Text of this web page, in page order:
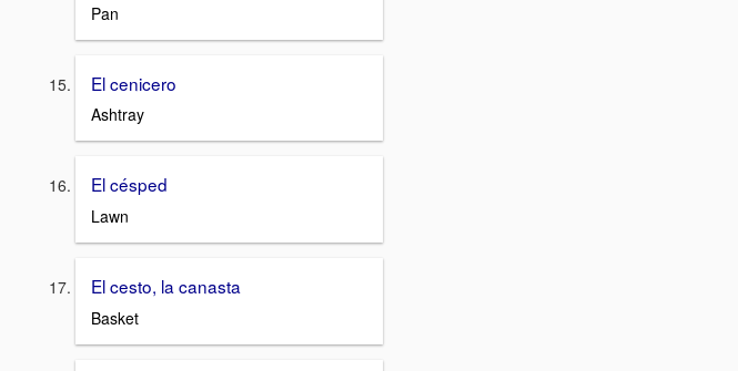
Pan
El cenicero
Ashtray
El césped
Lawn
El cesto, la canasta
Basket